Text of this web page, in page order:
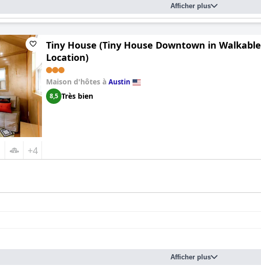
Afficher plus
Tiny House (Tiny House Downtown in Walkable
Location)
Maison d'hôtes à Austin
8,5 Très bien
+4
Afficher plus